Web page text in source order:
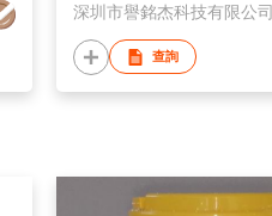
深圳市譽銘杰科技有限公司
查詢